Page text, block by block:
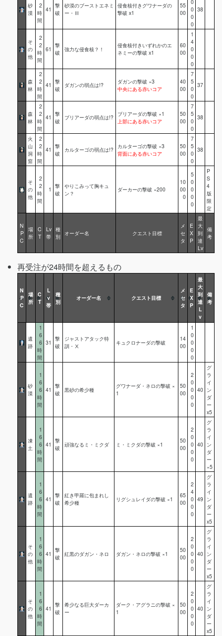
N
P
C
場
所
C
T
Lv
帯
種
別 オーダー名 クエスト目標
メ
セ
タ
E
X
P
最
大
到
達
Lv
備
考
砂
漠
2
時
間
41
撃
破
砂漠のブーストエネミ
ー・Ⅲ
侵食核付きグワナーダの
撃破 x1
55
00
0
0
0
0
38
そ
の
他
2
2
時
間
61
撃
破
強力な侵食核？！
侵食核付きいずれかのエ
ネミーの撃破 x1
60
00
1
4
0
0
0
森
林
2
2
時
間
41 撃
破
ダガンの弱点は!?
ダガンの撃破 ×3
中央にある赤いコア
40
00
7
5
0
0
37
森
林
2
2
時
間
41 撃
破
ブリアーダの弱点は!?
ブリアーダの撃破 ×1
上部にある赤いコア
50
00
7
5
0
0
38
火
山
洞
窟
2
2
時
間
41 撃
破
カルターゴの弱点は!?
カルターゴの撃破 ×3
背面にある赤いコア
50
00
7
5
0
0
38
そ
の
他
2
2
時
間
1 撃
破
やりこみって胸キュ
ン？
ダーカーの撃破 ×200
10
00
0
5
0
0
0
0
P
S
4
版
限
定
再受注が24時間を超えるもの
N
P
C
場
所
C
T
L
v
帯
種
別
オーダー名 クエスト目標
メ
セ
タ
E
X
P
最
大
到
達
L
v
備
考
遺
跡
1
6
6
時
間
31
撃
破
ジャストアタック特
訓・Ⅹ
キュクロナーダの撃破
14
00
1
0
0
0
0
砂
漠
1
6
6
時
間
41
撃
破
黒砂の希少種
グワナーダ・ネロの撃破 ×
1
50
00
2
0
0
0
0
40
グ
ラ
イ
ン
ダ
ー
x5
凍
土
1
6
6
時
間
41
撃
破
頑強なるミ・ミクダ ミ・ミクダの撃破 ×1
50
00
2
0
0
0
0
40
グ
ラ
イ
ン
ダ
ー
×5
遺
跡
1
6
6
時
間
41
撃
破
紅き甲羅に包まれし
希少種
リグシュレイダの撃破 ×1
65
00
2
4
0
0
0
49
グ
ラ
イ
ン
ダ
ー
x5
そ
の
他
1
6
6
時
間
41
撃
破
紅黒のダガン・ネロ ダガン・ネロの撃破 ×1
50
00
2
0
0
0
0
40
グ
ラ
イ
ン
ダ
ー
x5
そ
の
他
1
6
6
時
間
41
撃
破
希少なる巨大ダーカ
ー
ダーク・アグラニの撃破 ×
1
50
00
2
0
0
0
0
40
グ
ラ
イ
ン
ダ
ー
x5